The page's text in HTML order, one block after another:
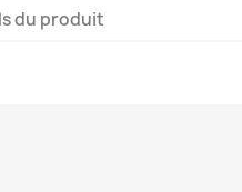
du produit